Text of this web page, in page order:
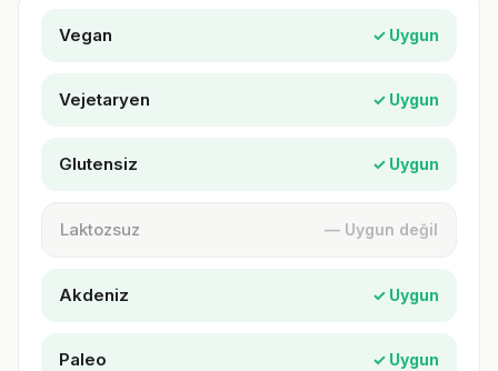
Vegan ✓ Uygun
Vejetaryen ✓ Uygun
Glutensiz ✓ Uygun
Laktozsuz — Uygun değil
Akdeniz ✓ Uygun
Paleo ✓ Uygun